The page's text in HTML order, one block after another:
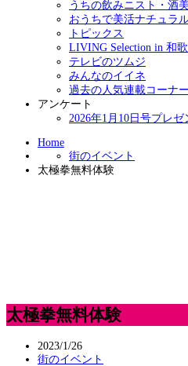
うちの飲みニスト・酒
おうちで美活ナチュラ
トピックス
LIVING Selection in 和
テレビのツムジ
みんなのイイネ
過去の人気連載コーナー
アンケート
2026年1月10日号プレ
Home
街のイベント
太極拳無料体験
太極拳無料体験
2023/1/26
街のイベント